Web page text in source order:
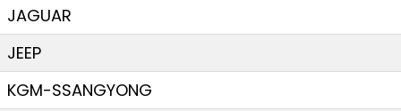
JAGUAR
JEEP
KGM-SSANGYONG